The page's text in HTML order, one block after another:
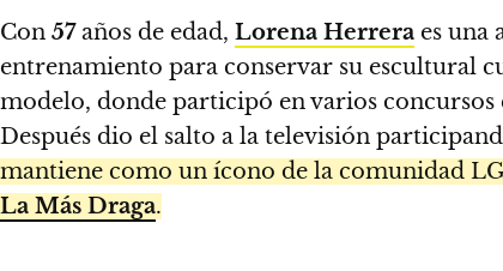
Con 57años de edad, Lorena Herrera es una
entrenamiento para conservar su escultural
modelo, donde participó en varios
Después dio el salto a la televisión
mantiene como un ícono de la comunidad
La Más Draga.